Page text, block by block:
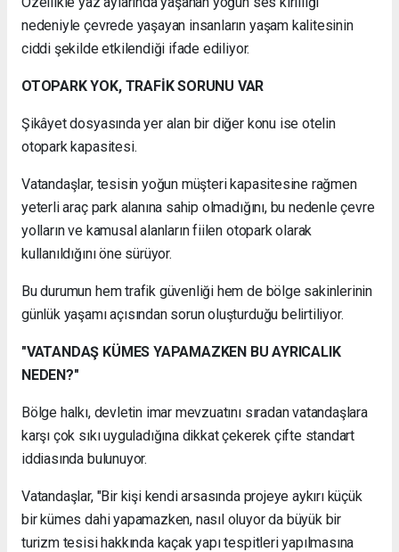
nedeniyle çevrede yaşayan insanların yaşam kalitesinin
ciddi şekilde etkilendiği ifade ediliyor.
OTOPARK YOK, TRAFİK SORUNU VAR
Şikâyet dosyasında yer alan bir diğer konu ise otelin
otopark kapasitesi.
Vatandaşlar, tesisin yoğun müşteri kapasitesine rağmen
yeterli araç park alanına sahip olmadığını, bu nedenle çevre
yolların ve kamusal alanların fiilen otopark olarak
kullanıldığını öne sürüyor.
Bu durumun hem trafik güvenliği hem de bölge sakinlerinin
günlük yaşamı açısından sorun oluşturduğu belirtiliyor.
"VATANDAŞ KÜMES YAPAMAZKEN BU AYRICALIK
NEDEN?"
Bölge halkı, devletin imar mevzuatını sıradan vatandaşlara
karşı çok sıkı uyguladığına dikkat çekerek çifte standart
iddiasında bulunuyor.
Vatandaşlar, "Bir kişi kendi arsasında projeye aykırı küçük
bir kümes dahi yapamazken, nasıl oluyor da büyük bir
turizm tesisi hakkında kaçak yapı tespitleri yapılmasına